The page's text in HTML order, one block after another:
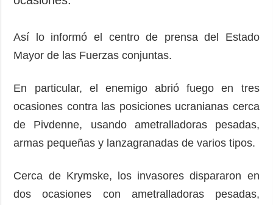
emergencias
ADICIONAL
Publicaciones
Releases
SERVICIOS
Banco de
imágenes
Así lo informó el centro de prensa del Estado
Mayor de las Fuerzas conjuntas.
En particular, el enemigo abrió fuego en tres
ocasiones contra las posiciones ucranianas cerca
de Pivdenne, usando ametralladoras pesadas,
armas pequeñas y lanzagranadas de varios tipos.
Cerca de Krymske, los invasores dispararon en
dos ocasiones con ametralladoras pesadas,